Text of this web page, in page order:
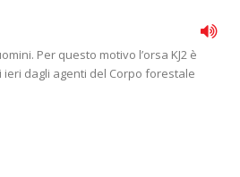
Per questo motivo l’orsa KJ2 è
dagli agenti del Corpo forestale